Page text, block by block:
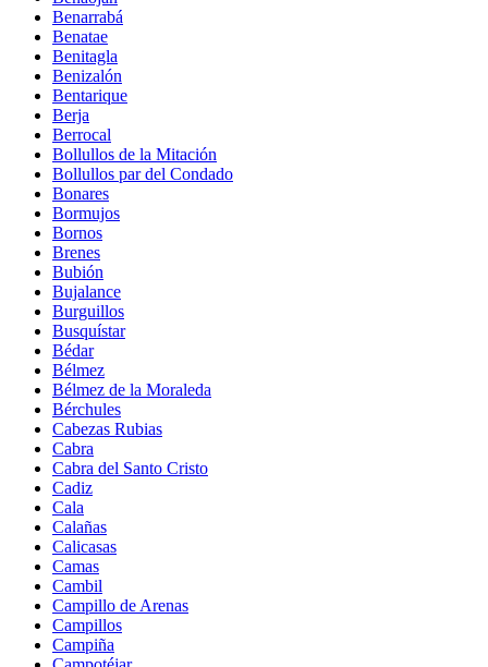
Benarrabá
Benatae
Benitagla
Benizalón
Bentarique
Berja
Berrocal
Bollullos de la Mitación
Bollullos par del Condado
Bonares
Bormujos
Bornos
Brenes
Bubión
Bujalance
Burguillos
Busquístar
Bédar
Bélmez
Bélmez de la Moraleda
Bérchules
Cabezas Rubias
Cabra
Cabra del Santo Cristo
Cadiz
Cala
Calañas
Calicasas
Camas
Cambil
Campillo de Arenas
Campillos
Campiña